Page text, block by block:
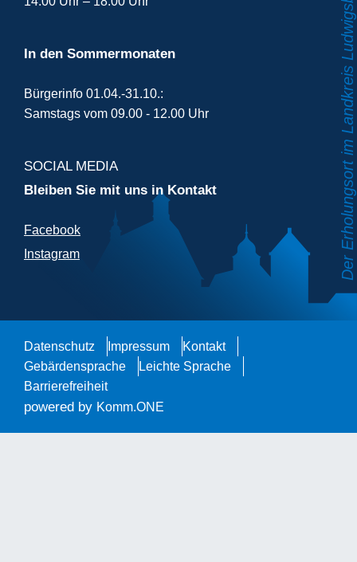
In den Sommermonaten
Bürgerinfo 01.04.-31.10.:
Samstags vom 09.00 - 12.00 Uhr
SOCIAL MEDIA
Bleiben Sie mit uns in Kontakt
Facebook
Instagram
Datenschutz Impressum
Kontakt
Gebärdensprache
Leichte Sprache
Barrierefreiheit
powered by Komm.ONE